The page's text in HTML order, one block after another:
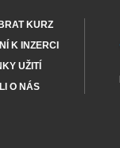
KURZ
K INZERCI
UŽITÍ
O NÁS